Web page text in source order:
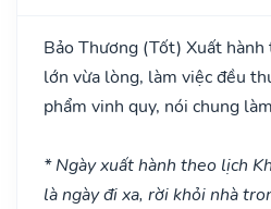
Bảo Thương (Tốt) Xuất hành
lớn vừa lòng, làm việc đều
phẩm vinh quy, nói chung
* Ngày xuất hành theo lịch
là ngày đi xa, rời khỏi nhà